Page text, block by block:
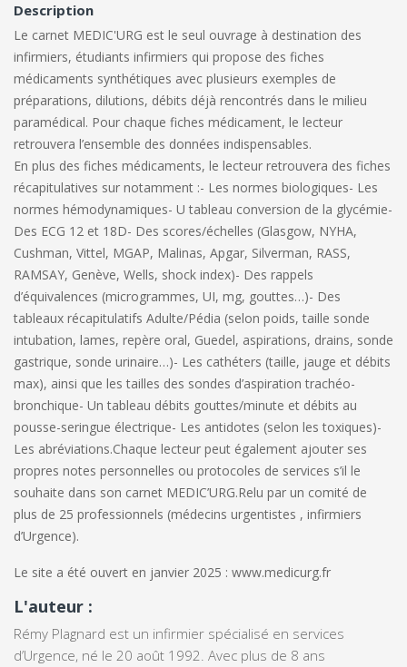
Description
Le carnet MEDIC'URG est le seul ouvrage à destination des
infirmiers, étudiants infirmiers qui propose des fiches
médicaments synthétiques avec plusieurs exemples de
préparations, dilutions, débits déjà rencontrés dans le milieu
paramédical. Pour chaque fiches médicament, le lecteur
retrouvera l’ensemble des données indispensables.
En plus des fiches médicaments, le lecteur retrouvera des fiches
récapitulatives sur notamment :- Les normes biologiques- Les
normes hémodynamiques- U tableau conversion de la glycémie-
Des ECG 12 et 18D- Des scores/échelles (Glasgow, NYHA,
Cushman, Vittel, MGAP, Malinas, Apgar, Silverman, RASS,
RAMSAY, Genève, Wells, shock index)- Des rappels
d’équivalences (microgrammes, UI, mg, gouttes…)- Des
tableaux récapitulatifs Adulte/Pédia (selon poids, taille sonde
intubation, lames, repère oral, Guedel, aspirations, drains, sonde
gastrique, sonde urinaire…)- Les cathéters (taille, jauge et débits
max), ainsi que les tailles des sondes d’aspiration trachéo-
bronchique- Un tableau débits gouttes/minute et débits au
pousse-seringue électrique- Les antidotes (selon les toxiques)-
Les abréviations.Chaque lecteur peut également ajouter ses
propres notes personnelles ou protocoles de services s’il le
souhaite dans son carnet MEDIC’URG.Relu par un comité de
plus de 25 professionnels (médecins urgentistes , infirmiers
d’Urgence).
Le site a été ouvert en janvier 2025 : www.medicurg.fr
L'auteur :
Rémy Plagnard est un infirmier spécialisé en services
d’Urgence, né le 20 août 1992. Avec plus de 8 ans